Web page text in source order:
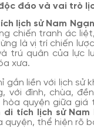
đáo và vai trò
lịch sử Nam Ngạn
chiến tranh ác
là vị trí chiến
trú quân của lực
xưa.
gắn liền với lịch sử
với đình, chùa,
hòa quyện giữa
di tích lịch sử Nam
quyện, thể hiện rõ